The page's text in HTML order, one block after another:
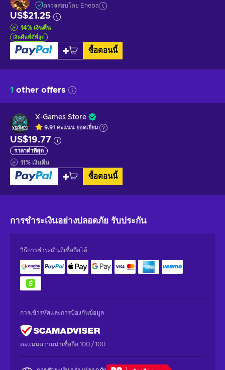
ตรวจสอบโดย Eneba
US$21.25
14% เงินคืน
เงินคืนที่ดีที่สุด
ซื้อตอนนี้
1 other offers
X-Games Store
9.91 คะแนน ยอดเยี่ยม
US$19.77
ราคาต่ำที่สุด
11% เงินคืน
ซื้อตอนนี้
การชำระเงินอย่างปลอดภัย รับประกัน
วิธีการชำระเงินที่เชื่อถือได้
การเข้ารหัสและการป้องกันข้อมูล
คะแนนความน่าเชื่อถือ 100 / 100